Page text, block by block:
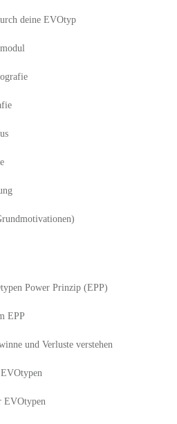
deine EVOtyp
Power Prinzip (EPP)
EPP
und Verluste verstehen
EVOtypen